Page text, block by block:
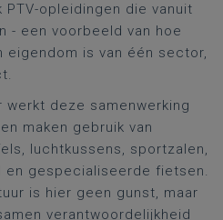
opleidingen die vanuit
- een voorbeeld van hoe
is van één sector,
deze samenwerking
maken gebruik van
luchtkussens, sportzalen,
en gespecialiseerde fietsen.
is hier geen gunst, maar
verantwoordelijkheid